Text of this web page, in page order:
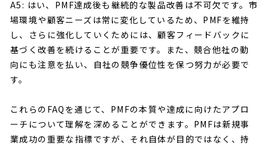
A5: はい、PMF達成後も継続的な製品改善は不可欠です。市
場環境や顧客ニーズは常に変化しているため、PMFを維持
し、さらに強化していくためには、顧客フィードバックに
基づく改善を続けることが重要です。また、競合他社の動
向にも注意を払い、自社の競争優位性を保つ努力が必要で
す。
これらのFAQを通じて、PMFの本質や達成に向けたアプロ
ーチについて理解を深めることができます。PMFは新規事
業成功の重要な指標ですが、それ自体が目的ではなく、持